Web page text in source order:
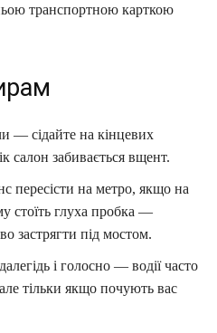
транспортною карткою
— сідайте на кінцевих
салон забивається вщент.
пересісти на метро, якщо на
стоїть глуха пробка —
застрягти під мостом.
і голосно — водії часто
тільки якщо почують вас